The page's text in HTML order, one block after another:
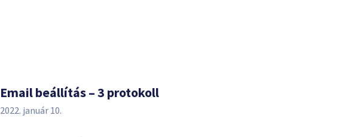
Email beállítás – 3 protokoll
2022. január 10.